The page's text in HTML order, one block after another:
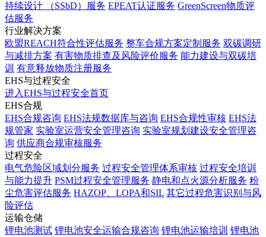
持续设计 （SSbD）服务 EPEAT认证服务 GreenScreen物质评
估服务
行业解决方案
欧盟REACH符合性评估服务 整车合规方案定制服务 双碳调研
与减排方案 有害物质排查及风险评价服务 能力建设与双碳培
训 有意释放物质注册服务
EHS与过程安全
进入EHS与过程安全首页
EHS合规
EHS合规咨询 EHS法规数据库与咨询 EHS合规性审核 EHS法
规管家 实验室运营安全管理咨询 实验室规划建设安全管理咨
询 供应商合规审核服务
过程安全
电气危险区域划分服务 过程安全管理体系审核 过程安全培训
与能力提升 PSM过程安全管理服务 静电和点火源分析服务 粉
尘危害评估服务 HAZOP、LOPA和SIL 其它过程危害识别与风
险评估
运输仓储
锂电池测试 锂电池安全运输合规咨询 锂电池运输培训 锂电池